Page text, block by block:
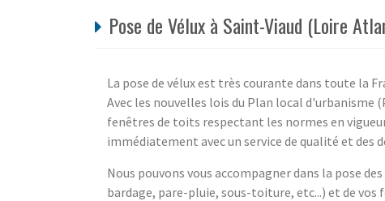
Pose de Vélux à Saint-Viaud (Loire
La pose de vélux est très courante dans toute la
Avec les nouvelles lois du Plan local d'urbanisme
fenêtres de toits respectant les normes en
immédiatement avec un service de qualité et des
Nous pouvons vous accompagner dans la pose
bardage, pare-pluie, sous-toiture, etc...) et de